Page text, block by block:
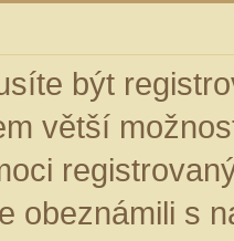
být
větší
obeznámili s